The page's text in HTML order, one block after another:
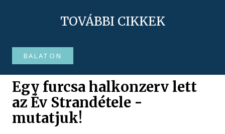
TOVÁBBI CIKKEK
BALATON
Egy furcsa halkonzerv lett
az Év Strandétele -
mutatjuk!